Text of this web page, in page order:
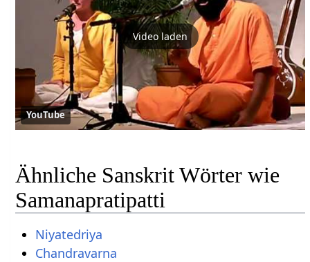
Video laden
YouTube
Ähnliche Sanskrit Wörter wie
Samanapratipatti
Niyatedriya
Chandravarna